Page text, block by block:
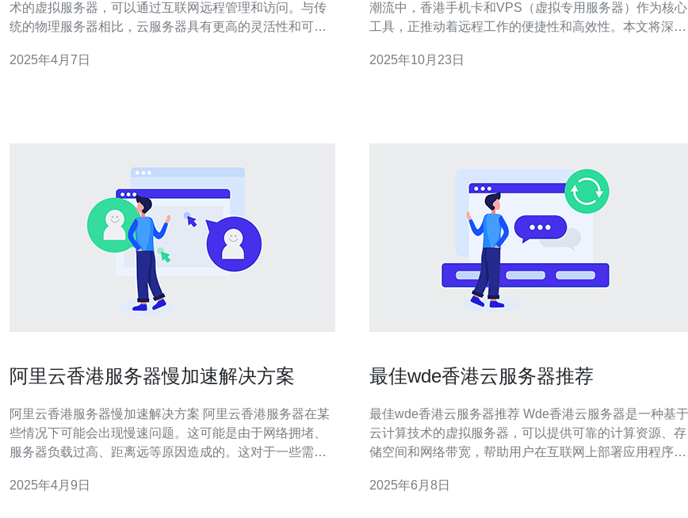
术的虚拟服务器，可以通过互联网远程管理和访问。与传
统的物理服务器相比，云服务器具有更高的灵活性和可扩
器，而无需购买和维护物理硬件设备。
2025年4月7日
潮流中，香港手机卡和VPS（虚拟专用服务器）作为核心
工具，正推动着远程工作的便捷性和高效性。本文将深入
优质的服务提供商，以提升工作效率。 香港手机卡的优势
2025年10月23日
阿里云香港服务器慢加速解决方案
阿里云香港服务器慢加速解决方案 阿里云香港服务器在某
些情况下可能会出现慢速问题。这可能是由于网络拥堵、
服务器负载过高、距离远等原因造成的。这对于一些需要
CDN（内容分发网络）是一种通过将内容分发到全球各地
2025年4月9日
最佳wde香港云服务器推荐
最佳wde香港云服务器推荐 Wde香港云服务器是一种基于
云计算技术的虚拟服务器，可以提供可靠的计算资源、存
储空间和网络带宽，帮助用户在互联网上部署应用程序、
高灵活性和高安全性的特点，受到越来越多用户的青睐。
2025年6月8日